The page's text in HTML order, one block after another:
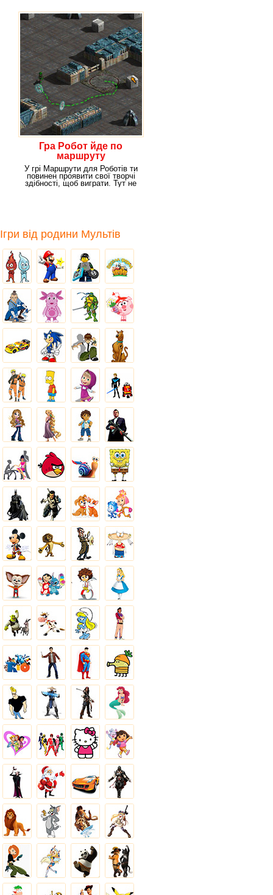
Гра Робот йде по
маршруту
У грі Маршрути для Роботів ти
повинен проявити свої творчі
здібності, щоб виграти. Тут не
Ігри від родини Мультів